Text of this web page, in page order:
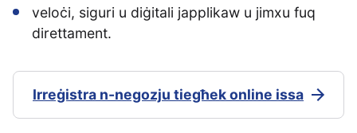
veloċi, siguri u diġitali japplikaw u jimxu fuq
direttament.
Irreġistra n-negozju tiegħek online issa